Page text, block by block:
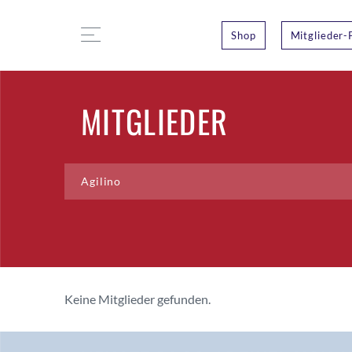
Shop Mitglieder-
MITGLIEDER
Keine Mitglieder gefunden.